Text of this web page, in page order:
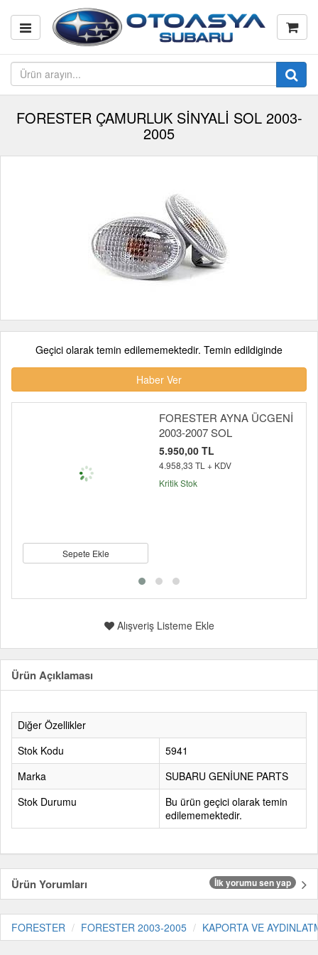
FORESTER ÇAMURLUK SİNYALİ SOL 2003-
2005
Geçici olarak temin edilememektedir. Temin edildiginde
Haber Ver
Sepete Ekle
FORESTER AYNA ÜCGENİ
2003-2007 SOL
5.950,00 TL
4.958,33 TL + KDV
Kritik Stok
Alışveriş Listeme Ekle
Ürün Açıklaması
Diğer Özellikler
Stok Kodu
5941
Marka
SUBARU GENİUNE PARTS
Stok Durumu
Bu ürün geçici olarak temin
edilememektedir.
Ürün Yorumları İlk yorumu sen yap
FORESTER FORESTER 2003-2005 KAPORTA VE